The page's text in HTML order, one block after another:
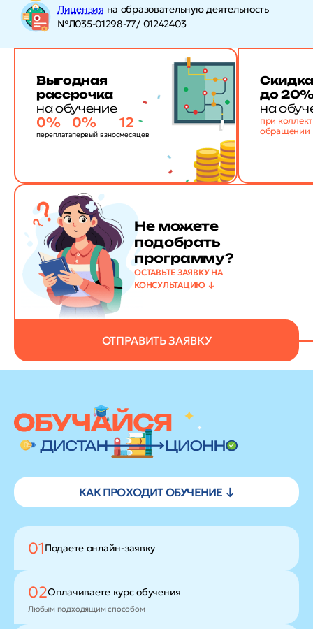
Лицензия на образовательную деятельность
№Л035-01298-77/ 01242403
Выгодная
рассрочка
на обучение
0%
переплата
0%
первый взнос
12
месяцев
до
на
при
обращении
Не можете
подобрать
программу?
ОСТАВЬТЕ ЗАЯВКУ НА
КОНСУЛЬТАЦИЮ
ОТПРАВИТЬ ЗАЯВКУ
КАК ПРОХОДИТ ОБУЧЕНИЕ ↓
01Подаете онлайн-заявку
02Оплачиваете курс обучения
Любым подходящим способом